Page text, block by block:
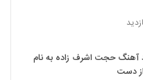
آهنگ حجت اشرف زاده به نام
دست